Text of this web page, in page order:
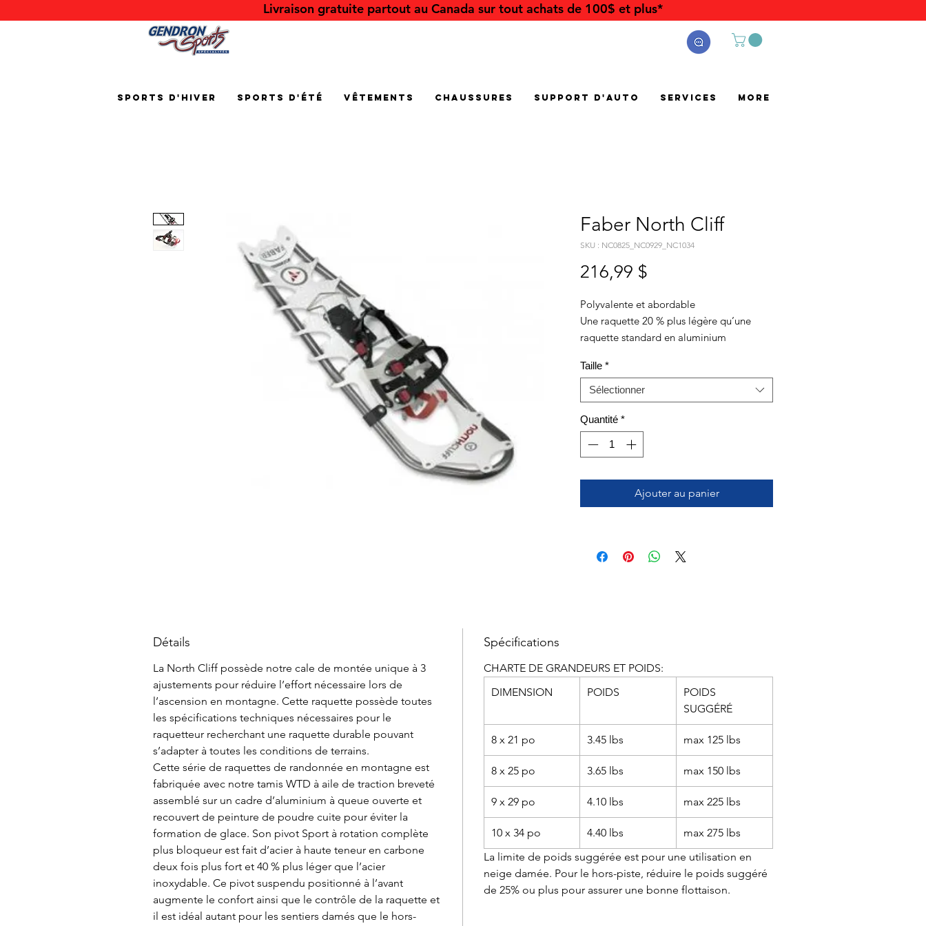
Livraison gratuite partout au Canada sur tout achats de 100$ et plus*
Sports d'hiver Sports d'été Vêtements Chaussures Support d'auto Services More
Faber North Cliff
SKU : NC0825_NC0929_NC1034
216,99 $
Polyvalente et abordable
Une raquette 20 % plus légère qu’une
raquette standard en aluminium
Taille *
Sélectionner
Quantité *
Ajouter au panier
Détails
La North Cliff possède notre cale de montée unique à 3
ajustements pour réduire l’effort nécessaire lors de
l’ascension en montagne. Cette raquette possède toutes
les spécifications techniques nécessaires pour le
raquetteur recherchant une raquette durable pouvant
s’adapter à toutes les conditions de terrains.
Cette série de raquettes de randonnée en montagne est
fabriquée avec notre tamis WTD à aile de traction breveté
assemblé sur un cadre d’aluminium à queue ouverte et
recouvert de peinture de poudre cuite pour éviter la
formation de glace. Son pivot Sport à rotation complète
plus bloqueur est fait d’acier à haute teneur en carbone
deux fois plus fort et 40 % plus léger que l’acier
inoxydable. Ce pivot suspendu positionné à l’avant
augmente le confort ainsi que le contrôle de la raquette et
il est idéal autant pour les sentiers damés que le hors-
Spécifications
CHARTE DE GRANDEURS ET POIDS:
DIMENSION
POIDS
POIDS
SUGGÉRÉ
8 x 21 po 3.45 lbs max 125 lbs
8 x 25 po 3.65 lbs max 150 lbs
9 x 29 po 4.10 lbs max 225 lbs
10 x 34 po 4.40 lbs
max 275 lbs
La limite de poids suggérée est pour une utilisation en
neige damée. Pour le hors-piste, réduire le poids suggéré
de 25% ou plus pour assurer une bonne flottaison.